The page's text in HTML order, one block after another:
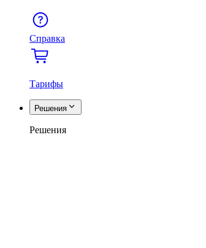
Справка
Тарифы
Решения
Решения